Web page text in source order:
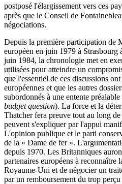
postposé l'élargissement vers ces
après que le Conseil de
négociations.
Depuis la première participation de
européen en juin 1979 à Strasbourg
juin 1984, la chronologie met en
utilisées pour atteindre un
que l'essentiel de ces discussions
européennes et que les autres
subordonnés à une entente
budget question). La force et la
Thatcher fera preuve tout au long
peuvent s'expliquer par l'appui
L'opinion publique et le parti
de la « Dame de fer ».
depuis 1970. Les Britanniques
partenaires européens à reconnaître
Royaume-Uni et de négocier un
par un remboursement du trop